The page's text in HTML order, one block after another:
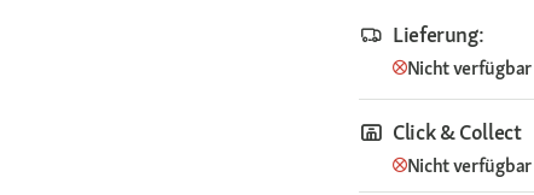
Lieferung:
Nicht verfügbar
Click & Collect
Nicht verfügbar